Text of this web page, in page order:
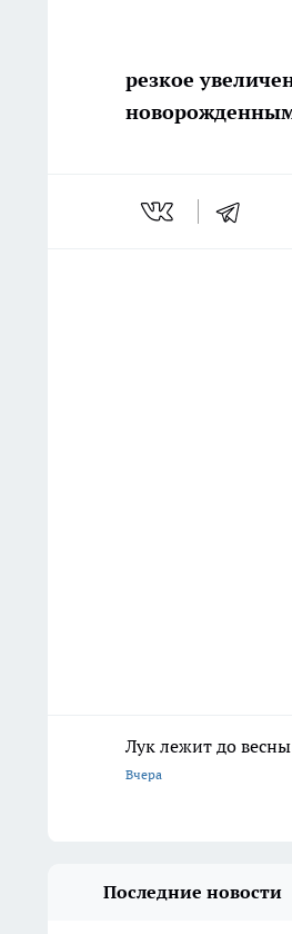
резкое
Лук лежит до
Вчера
Последние новости